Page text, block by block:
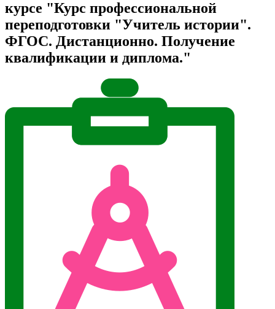
курсе "Курс профессиональной
переподготовки "Учитель истории".
ФГОС. Дистанционно. Получение
квалификации и диплома."